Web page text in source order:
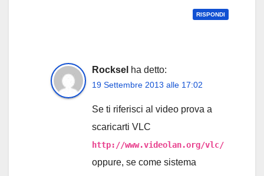
RISPONDI
Rocksel ha detto:
19 Settembre 2013 alle 17:02
Se ti riferisci al video prova a
scaricarti VLC
http://www.videolan.org/vlc/
oppure, se come sistema